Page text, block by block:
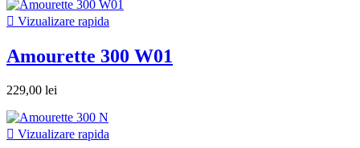
 Vizualizare rapida
Amourette 300 W01
229,00 lei
 Vizualizare rapida